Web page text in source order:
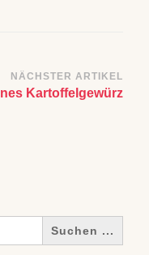
NÄCHSTER ARTIKEL
Kartoffelgewürz